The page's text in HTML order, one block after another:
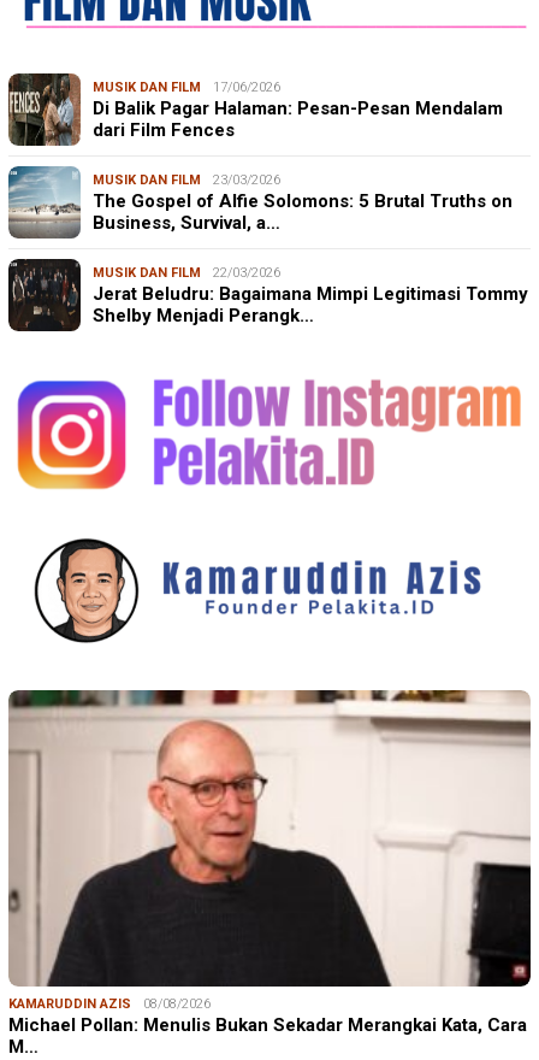
MUSIK DAN FILM 17/06/2026
Di Balik Pagar Halaman: Pesan-Pesan Mendalam
dari Film Fences
MUSIK DAN FILM 23/03/2026
The Gospel of Alfie Solomons: 5 Brutal Truths on
Business, Survival, a…
MUSIK DAN FILM 22/03/2026
Jerat Beludru: Bagaimana Mimpi Legitimasi Tommy
Shelby Menjadi Perangk…
KAMARUDDIN AZIS 08/08/2026
Michael Pollan: Menulis Bukan Sekadar Merangkai Kata, Cara
M…